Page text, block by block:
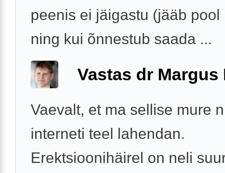
peenis ei jäigastu (jääb pool
ning kui õnnestub saada ...
Vastas dr Margus
Vaevalt, et ma sellise mure
interneti teel lahendan.
Erektsioonihäirel on neli